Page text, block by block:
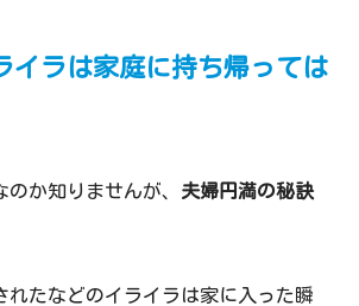
イラは家庭に持ち帰っては
か知りませんが、 夫婦円満の秘訣
れたなどのイライラは家に入った瞬